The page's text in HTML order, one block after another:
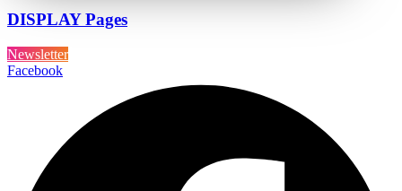
DISPLAY Pages
Newsletter
Facebook